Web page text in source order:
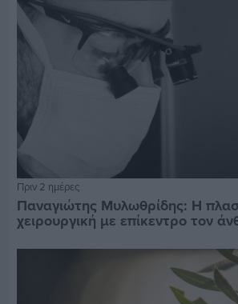
Πριν 2 ημέρες
Παναγιώτης Μυλωθρίδης: Η
χειρουργική με επίκεντρο τον